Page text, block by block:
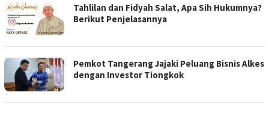
RAMBU
KOTA
Tahlilan dan Fidyah Salat, Apa Sih Hukumnya?
Berikut Penjelasannya
Pemkot Tangerang Jajaki Peluang Bisnis Alkes
dengan Investor Tiongkok